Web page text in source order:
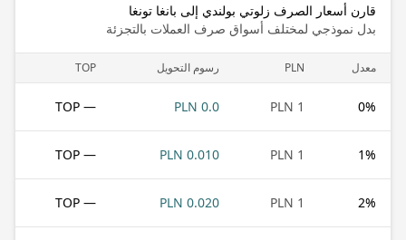
قارن أسعار الصرف زلوتي بولندي إلى بانغا تونغا
بدل نموذجي لمختلف أسواق صرف العملات بالتجزئة
معدل PLN رسوم التحويل TOP
0%
1 PLN
0.0 PLN
— TOP
1%
1 PLN
0.010 PLN
— TOP
2%
1 PLN
0.020 PLN
— TOP